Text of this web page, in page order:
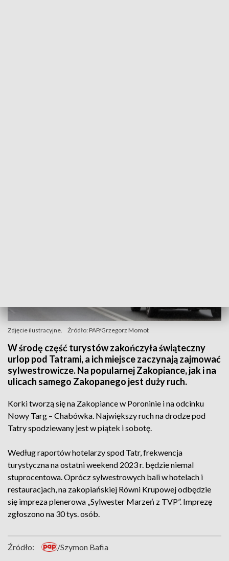
Zdjęcie ilustracyjne. Źródło: PAP/Grzegorz Momot
W środę część turystów zakończyła świąteczny
urlop pod Tatrami, a ich miejsce zaczynają zajmować
sylwestrowicze. Na popularnej Zakopiance, jak i na
ulicach samego Zakopanego jest duży ruch.
Korki tworzą się na Zakopiance w Poroninie i na odcinku
Nowy Targ – Chabówka. Największy ruch na drodze pod
Tatry spodziewany jest w piątek i sobotę.
Według raportów hotelarzy spod Tatr, frekwencja
turystyczna na ostatni weekend 2023 r. będzie niemal
stuprocentowa. Oprócz sylwestrowych bali w hotelach i
restauracjach, na zakopiańskiej Równi Krupowej odbędzie
się impreza plenerowa „Sylwester Marzeń z TVP”. Imprezę
zgłoszono na 30 tys. osób.
Źródło: /Szymon Bafia